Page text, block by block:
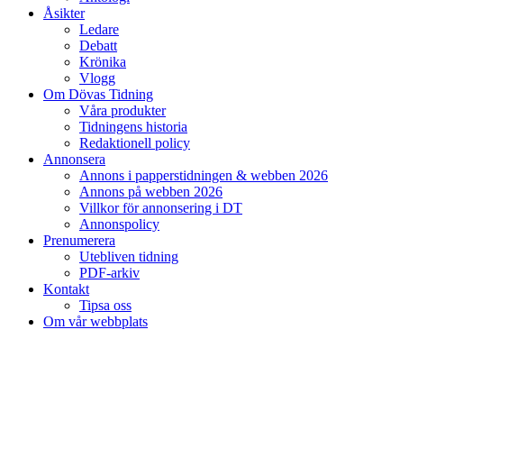
Åsikter
Ledare
Debatt
Krönika
Vlogg
Om Dövas Tidning
Våra produkter
Tidningens historia
Redaktionell policy
Annonsera
Annons i papperstidningen & webben 2026
Annons på webben 2026
Villkor för annonsering i DT
Annonspolicy
Prenumerera
Utebliven tidning
PDF-arkiv
Kontakt
Tipsa oss
Om vår webbplats